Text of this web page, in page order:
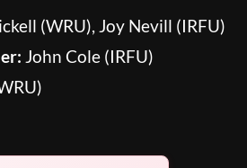
(WRU), Joy Nevill (IRFU)
John Cole (IRFU)